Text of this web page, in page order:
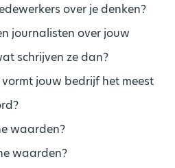
over je denken?
journalisten over jouw
schrijven ze dan?
jouw bedrijf het meest
waarden?
waarden?